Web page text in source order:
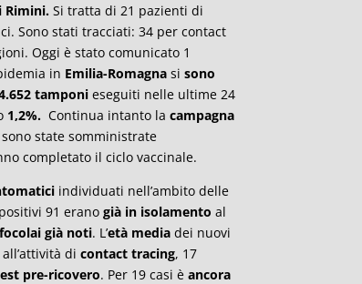
Rimini.Si tratta di 21 pazienti di
Sono stati tracciati: 34 per contact
Oggi è stato comunicato 1
in Emilia-Romagnasi sono
tamponieseguiti nelle ultime 24
1,2%. Continua intanto la campagna
sono state somministrate
completato il ciclo vaccinale.
individuati nell’ambito delle
91 erano già in isolamento al
focolai già noti. L’età media dei nuovi
di contact tracing, 17
pre-ricovero. Per 19 casi è ancora